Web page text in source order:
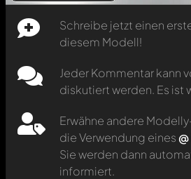
Schreibe jetzt einen
diesem Modell!
Jeder Kommentar kann
diskutiert werden. Es ist
Erwähne andere
die Verwendung eines @
Sie werden dann
informiert.